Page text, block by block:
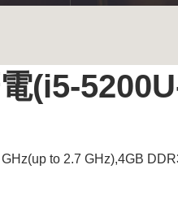
(i5-
to 2.7 GHz),4GB